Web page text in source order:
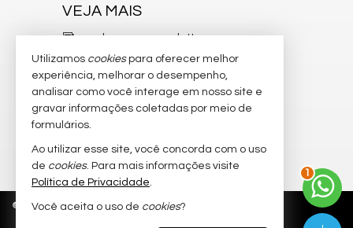
VEJA MAIS
receba nosso newsletter
indicadores financeiros
cadastre seu imóvel
imóveis favoritos
mapa de imóveis
© 2026 CRECI/SC 4.026-J Política de Privacidade
Utilizamos cookiespara oferecer melhor
experiência, melhorar o desempenho,
analisar como você interage em nosso site e
gravar informações coletadas por meio de
formulários.
Ao utilizar esse site, você concorda com o uso
de cookies. Para mais informações visite
Política de Privacidade.
Você aceita o uso de cookies?